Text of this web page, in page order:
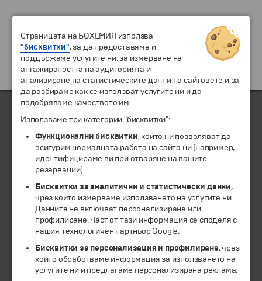
© 1994-2026 Бохемия ООД.Всички права запазени.
Страницата на БОХЕМИЯ използва
"бисквитки", за да предоставяме и
поддържаме услугите ни, за измерване на
ангажираността на аудиторията и
анализиране на статистическите данни на сайтовете и за
да разбираме как се използват услугите ни и да
подобряваме качеството им.
Използваме три категории "бисквитки":
Функционални бисквитки, които ни позволяват да
осигурим нормалната работа на сайта ни (например,
идентифицираме ви при отваряне на вашите
резервации).
Бисквитки за аналитични и статистически данни,
чрез които измерваме използването на услугите ни.
Данните не включват персонализиране или
профилиране. Част от тази информация се споделя с
нашия технологичен партньор Google.
Бисквитки за персонализация и профилиране, чрез
които обработваме информация за използването на
услугите ни и предлагаме персонализирана реклама.